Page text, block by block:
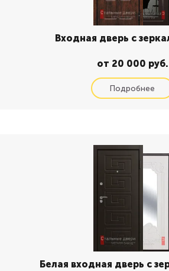
Входная дверь с
от 20 000 руб.
Белая входная дверь с